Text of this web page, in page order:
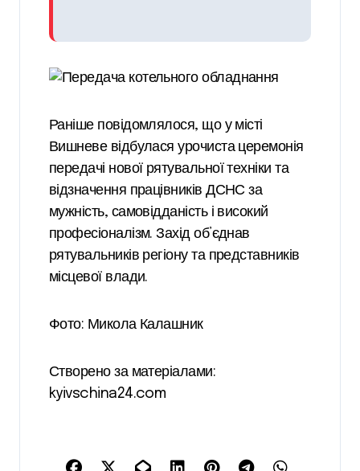
Раніше повідомлялося, що у місті
Вишневе відбулася урочиста церемонія
передачі нової рятувальної техніки та
відзначення працівників ДСНС за
мужність, самовідданість і високий
професіоналізм. Захід об’єднав
рятувальників регіону та представників
місцевої влади.
Фото: Микола Калашник
Створено за матеріалами:
kyivschina24.com